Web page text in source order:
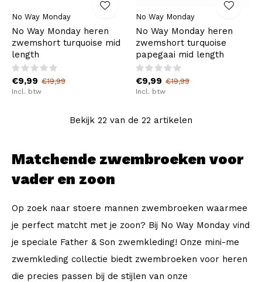
No Way Monday
No Way Monday heren
zwemshort turquoise mid
length
€9,99 €19,99
Incl. btw
No Way Monday
No Way Monday heren
zwemshort turquoise
papegaai mid length
€9,99 €19,99
Incl. btw
Bekijk 22 van de 22 artikelen
Matchende zwembroeken voor
vader en zoon
Op zoek naar stoere mannen zwembroeken waarmee
je perfect matcht met je zoon? Bij No Way Monday vind
je speciale Father & Son zwemkleding! Onze mini-me
zwemkleding collectie biedt zwembroeken voor heren
die precies passen bij de stijlen van onze